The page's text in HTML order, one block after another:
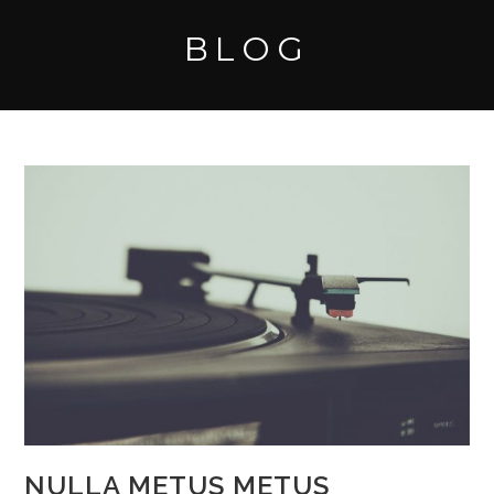
BLOG
NULLA METUS METUS